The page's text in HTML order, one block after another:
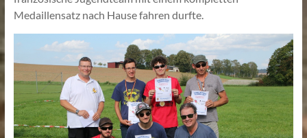
Medaillensatz nach Hause fahren durfte.